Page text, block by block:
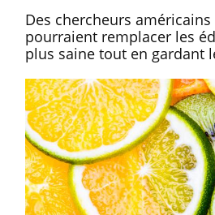
Des chercheurs
pourraient remplacer les
plus saine tout en gardant